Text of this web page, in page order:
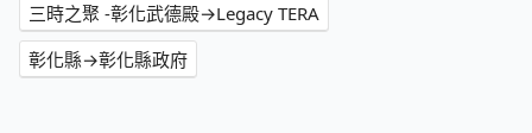
三時之聚 -彰化武德殿→Legacy TERA
彰化縣→彰化縣政府